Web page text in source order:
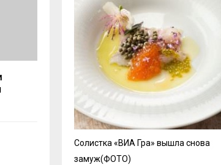
Солистка «ВИА Гра» вышла снова
замуж(ФОТО)